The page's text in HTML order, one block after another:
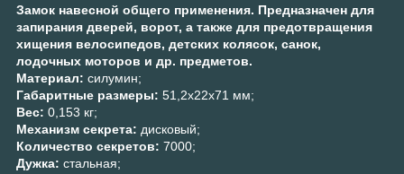
Замок навесной общего применения. Предназначен для
запирания дверей, ворот, а также для предотвращения
хищения велосипедов, детских колясок, санок,
лодочных моторов и др. предметов.
Материал: cилумин;
Габаритные размеры: 51,2x22х71 мм;
Вес: 0,153 кг;
Механизм секрета: дисковый;
Количество секретов: 7000;
Дужка: cтальная;